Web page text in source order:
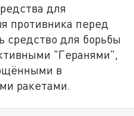
для
противника перед
средство для борьбы
"Геранями",
в
ракетами.